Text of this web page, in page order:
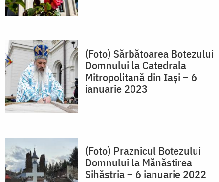
(Foto) Sărbătoarea Botezului
Domnului la Catedrala
Mitropolitană din Iași – 6
ianuarie 2023
(Foto) Praznicul Botezului
Domnului la Mănăstirea
Sihăstria – 6 ianuarie 2022